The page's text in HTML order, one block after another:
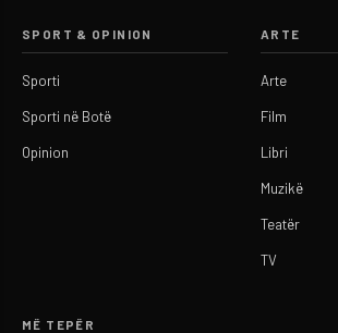
SPORT & OPINION
Sporti
Sporti në Botë
Opinion
ARTE
Arte
Film
Libri
Muzikë
Teatër
TV
MË TEPËR